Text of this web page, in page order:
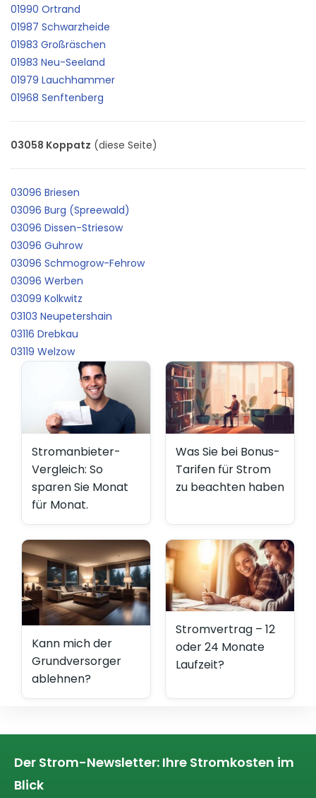
01990 Ortrand
01987 Schwarzheide
01983 Großräschen
01983 Neu-Seeland
01979 Lauchhammer
01968 Senftenberg
03058 Koppatz (diese Seite)
03096 Briesen
03096 Burg (Spreewald)
03096 Dissen-Striesow
03096 Guhrow
03096 Schmogrow-Fehrow
03096 Werben
03099 Kolkwitz
03103 Neupetershain
03116 Drebkau
03119 Welzow
Stromanbieter-
Vergleich: So
sparen Sie Monat
für Monat.
Was Sie bei Bonus-
Tarifen für Strom
zu beachten haben
Kann mich der
Grundversorger
ablehnen?
Stromvertrag – 12
oder 24 Monate
Laufzeit?
Der Strom-Newsletter: Ihre Stromkosten im
Blick